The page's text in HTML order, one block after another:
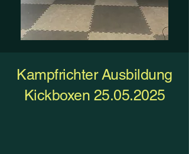
Kampfrichter Ausbildung
Kickboxen 25.05.2025